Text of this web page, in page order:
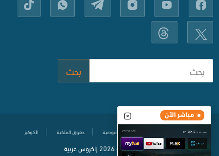
مباشر الآن
بحث
مركز المساعدة سياسة حماية الخصوصية حقوق الملكية الكوكيز
© جميع الحقوق محفوظة2020- 2026 زاكروس عربية